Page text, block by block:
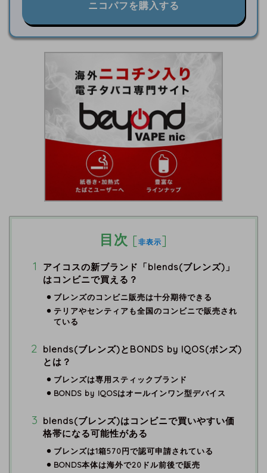
ニコパフを購入する
目次 [非表示]
アイコスの新ブランド「blends(ブレンズ)」
はコンビニで買える？
ブレンズのコンビニ販売は十分期待できる
テリアやセンティアも全国のコンビニで販売され
ている
blends(ブレンズ)とBONDS by IQOS(ボンズ)
とは？
ブレンズは専用スティックブランド
BONDS by IQOSはオールインワン型デバイス
blends(ブレンズ)はコンビニで買いやすい価
格帯になる可能性がある
ブレンズは1箱570円で認可申請されている
BONDS本体は海外で20ドル前後で販売